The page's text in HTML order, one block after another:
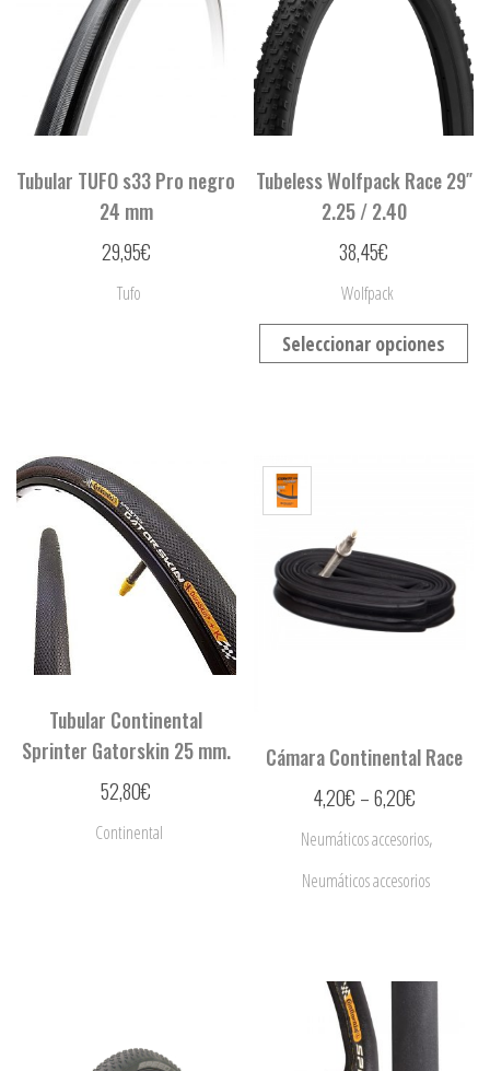
Tubular TUFO s33 Pro negro
24 mm
29,95€
Tufo
Tubeless Wolfpack Race 29″
2.25 / 2.40
38,45€
Wolfpack
Seleccionar opciones
Tubular Continental
Sprinter Gatorskin 25 mm.
52,80€
Continental
Cámara Continental Race
4,20€ –6,20€
Neumáticos accesorios,
Neumáticos accesorios